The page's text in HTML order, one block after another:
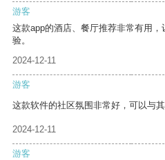
游客
这款app的酒店、餐厅推荐非常有用
验。
2024-12-11
游客
这款软件的社区氛围非常好，可以与
2024-12-11
游客